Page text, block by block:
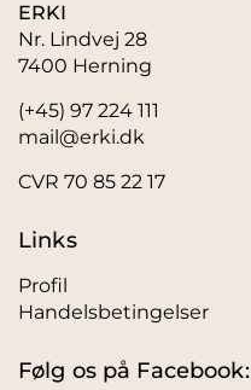
ERKI
Nr. Lindvej 28
7400 Herning
(+45) 97 224 111
mail@erki.dk
CVR 70 85 22 17
Links
Profil
Handelsbetingelser
Følg os på Facebook: